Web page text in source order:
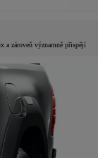
a zároveň významně přispějí